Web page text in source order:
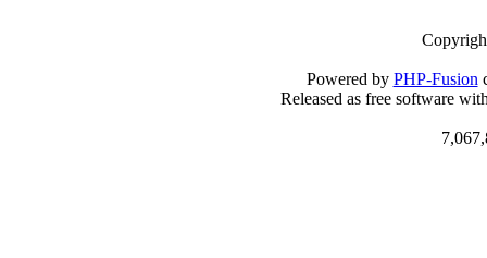
Powered by PHP-Fusion
Released as free software